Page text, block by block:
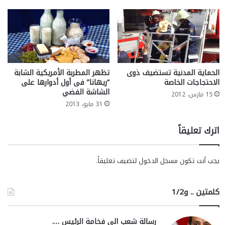
الحماية المدنية تستضيف ذوى
الاحتجاجات الخاصة
15 مارس، 2012
تظهر المطربة الأمريكية الشابة
“ريهانا” فى أول أدوارها على
الشاشة الفضي
31 مايو، 2013
اترك تعليقاً
يجب أنت تكون مسجل الدخول لتضيف تعليقاً.
كلمتين .. و1/2
رسالة شعب الي فخامة الرئيس ….